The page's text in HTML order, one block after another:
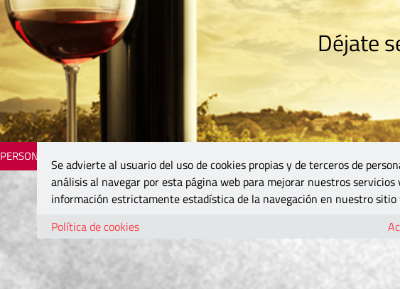
Déjate
PERSONAJES
Se advierte al usuario del uso de cookies propias y de terceros de
análisis al navegar por esta página web para mejorar nuestros servicios
información estrictamente estadística de la navegación en nuestro sitio
Política de cookies